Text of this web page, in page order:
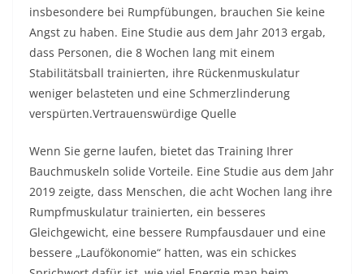
insbesondere bei Rumpfübungen, brauchen Sie keine
Angst zu haben. Eine Studie aus dem Jahr 2013 ergab,
dass Personen, die 8 Wochen lang mit einem
Stabilitätsball trainierten, ihre Rückenmuskulatur
weniger belasteten und eine Schmerzlinderung
verspürten.Vertrauenswürdige Quelle
Wenn Sie gerne laufen, bietet das Training Ihrer
Bauchmuskeln solide Vorteile. Eine Studie aus dem Jahr
2019 zeigte, dass Menschen, die acht Wochen lang ihre
Rumpfmuskulatur trainierten, ein besseres
Gleichgewicht, eine bessere Rumpfausdauer und eine
bessere „Laufökonomie“ hatten, was ein schickes